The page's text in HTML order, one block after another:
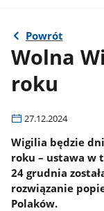
Powrót
Wolna
roku
27.12.2024
Wigilia będzie
roku – ustawa w
24 grudnia
rozwiązanie
Polaków.